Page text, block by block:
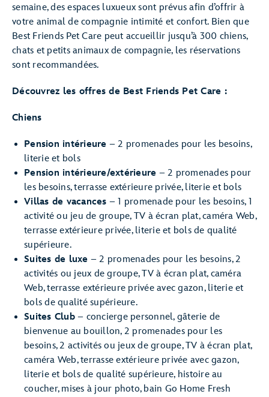
semaine, des espaces luxueux sont prévus afin d’offrir à
votre animal de compagnie intimité et confort. Bien que
Best Friends Pet Care peut accueillir jusqu’à 300 chiens,
chats et petits animaux de compagnie, les réservations
sont recommandées.
Découvrez les offres de Best Friends Pet Care :
Chiens
Pension intérieure – 2 promenades pour les besoins,
literie et bols
Pension intérieure/extérieure – 2 promenades pour
les besoins, terrasse extérieure privée, literie et bols
Villas de vacances – 1 promenade pour les besoins, 1
activité ou jeu de groupe, TV à écran plat, caméra Web,
terrasse extérieure privée, literie et bols de qualité
supérieure.
Suites de luxe – 2 promenades pour les besoins, 2
activités ou jeux de groupe, TV à écran plat, caméra
Web, terrasse extérieure privée avec gazon, literie et
bols de qualité supérieure.
Suites Club– concierge personnel, gâterie de
bienvenue au bouillon, 2 promenades pour les
besoins, 2 activités ou jeux de groupe, TV à écran plat,
caméra Web, terrasse extérieure privée avec gazon,
literie et bols de qualité supérieure, histoire au
coucher, mises à jour photo, bain Go Home Fresh